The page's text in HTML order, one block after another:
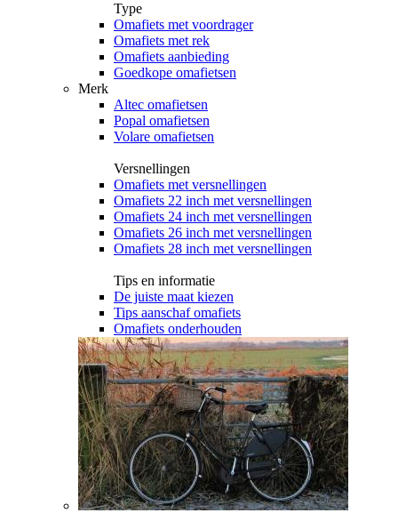
Type
Omafiets met voordrager
Omafiets met rek
Omafiets aanbieding
Goedkope omafietsen
Merk
Altec omafietsen
Popal omafietsen
Volare omafietsen
Versnellingen
Omafiets met versnellingen
Omafiets 22 inch met versnellingen
Omafiets 24 inch met versnellingen
Omafiets 26 inch met versnellingen
Omafiets 28 inch met versnellingen
Tips en informatie
De juiste maat kiezen
Tips aanschaf omafiets
Omafiets onderhouden